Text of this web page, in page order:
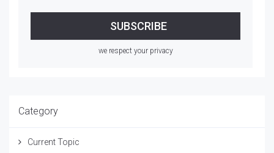
we respect your privacy
Category
Current Topic